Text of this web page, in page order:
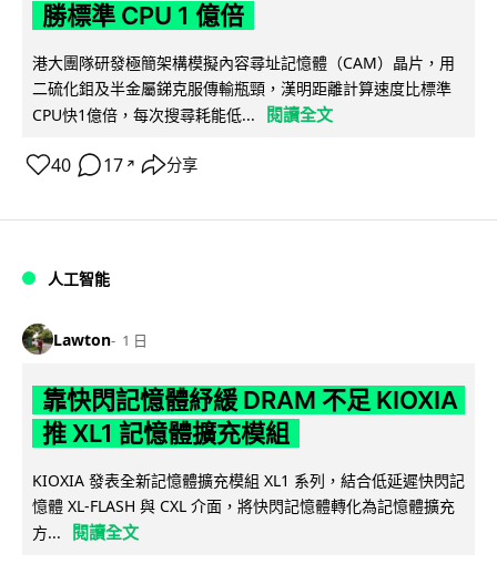
勝標準 CPU 1 億倍
港大團隊研發極簡架構模擬內容尋址記憶體（CAM）晶片，用
二硫化鉬及半金屬銻克服傳輸瓶頸，漢明距離計算速度比標準
CPU快1億倍，每次搜尋耗能低...
閱讀全文
40 17 ↗ 分享
人工智能
Lawton 1 日
靠快閃記憶體紓緩 DRAM 不足 KIOXIA
推 XL1 記憶體擴充模組
KIOXIA 發表全新記憶體擴充模組 XL1 系列，結合低延遲快閃記
憶體 XL-FLASH 與 CXL 介面，將快閃記憶體轉化為記憶體擴充
方...
閱讀全文